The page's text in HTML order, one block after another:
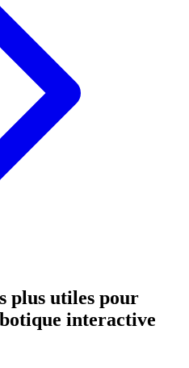
plus utiles pour
interactive